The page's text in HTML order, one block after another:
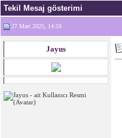
Tekil Mesaj gösterimi
27 Mart 2025, 14:59
Jayus